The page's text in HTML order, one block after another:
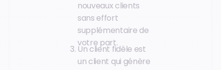
nouveaux clients
sans effort
supplémentaire de
votre part.
Un client fidèle est
un client qui génère